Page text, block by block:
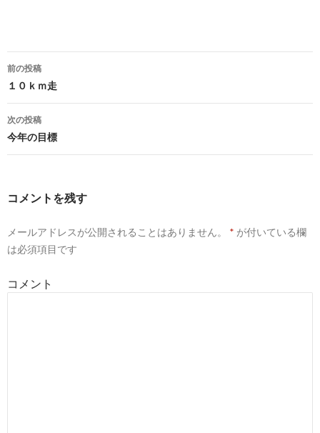
投
稿
ナ
ビ
ゲ
ョ
前の投稿
１０ｋｍ走
次の投稿
今年の目標
コメントを残す
メールアドレスが公開されることはありません。 * が付いている欄
は必須項目です
コメント